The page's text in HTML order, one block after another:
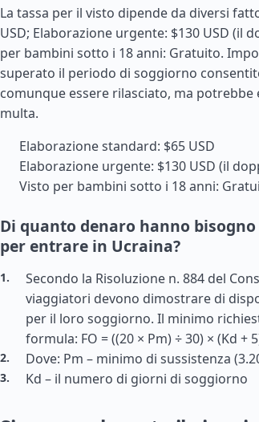
La tassa per il visto dipende da diversi
USD; Elaborazione urgente: $130 USD (il
per bambini sotto i 18 anni: Gratuito.
superato il periodo di soggiorno
comunque essere rilasciato, ma potrebbe
multa.
Elaborazione standard: $65 USD
Elaborazione urgente: $130 USD (il
Visto per bambini sotto i 18 anni:
Di quanto denaro hanno
per entrare in Ucraina?
Secondo la Risoluzione n. 884 del
viaggiatori devono dimostrare di
per il loro soggiorno. Il minimo
formula: FO = ((20 × Pm) ÷ 30) × (Kd +
Dove: Pm – minimo di sussistenza
Kd – il numero di giorni di soggiorno